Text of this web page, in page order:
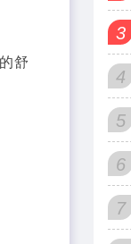
舒
3
4
5
6
7